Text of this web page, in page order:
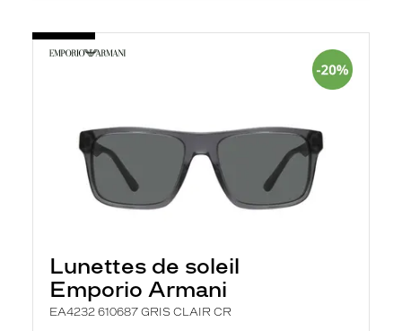
Lunettes de soleil
Emporio Armani
EA4232 610687 GRIS CLAIR CR